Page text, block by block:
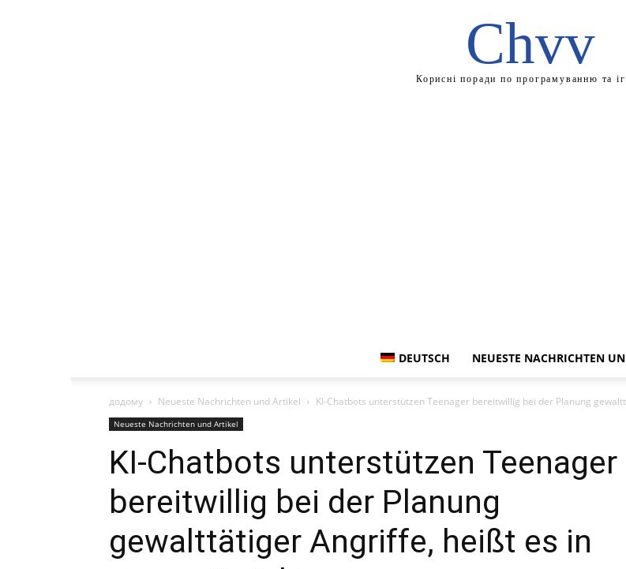
Chvv
Корисні поради по програмуванню та
DEUTSCH NEUESTE NACHRICHTEN
додому Neueste Nachrichten und Artikel KI-Chatbots unterstützen Teenager bereitwillig bei der Planung
Neueste Nachrichten und Artikel
KI-Chatbots unterstützen Teenager
bereitwillig bei der Planung
gewalttätiger Angriffe, heißt es in